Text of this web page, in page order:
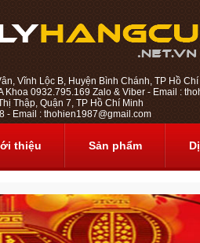
Vĩnh Lộc B, Huyện Bình Chánh, TP Hồ Chí
Khoa 0932.795.169 Zalo & Viber - Email :
Thập, Quận 7, TP Hồ Chí Minh
- Email : thohien1987@gmail.com
thiệu Sản phẩm